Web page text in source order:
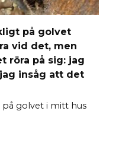
på golvet
vid det, men
röra på sig: jag
insåg att det
golvet i mitt hus